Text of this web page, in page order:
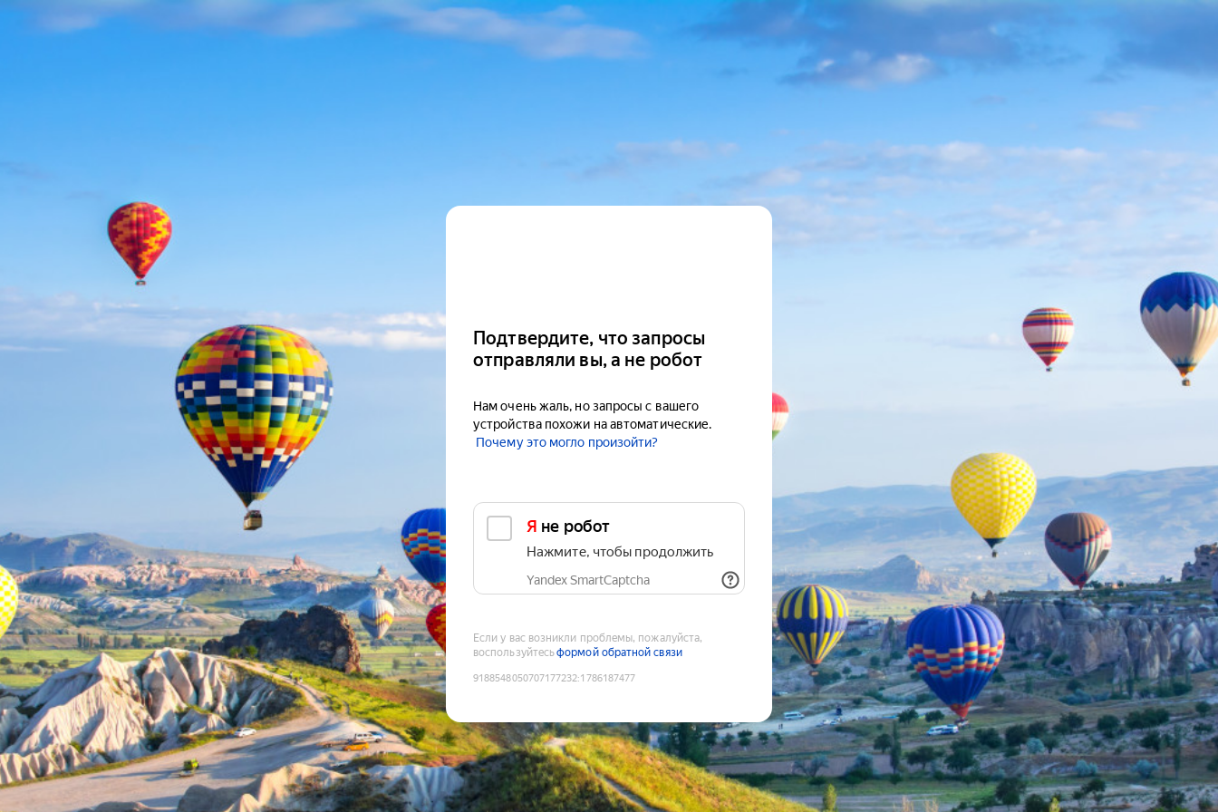
Подтвердите, что запросы
отправляли вы, а не робот
Нам очень жаль, но запросы с вашего
устройства похожи на автоматические.
Почему это могло произойти?
Я не робот
Нажмите, чтобы продолжить
Yandex SmartCaptcha
Если у вас возникли проблемы, пожалуйста,
воспользуйтесьформой обратной связи
9188548050707177232:1786187477